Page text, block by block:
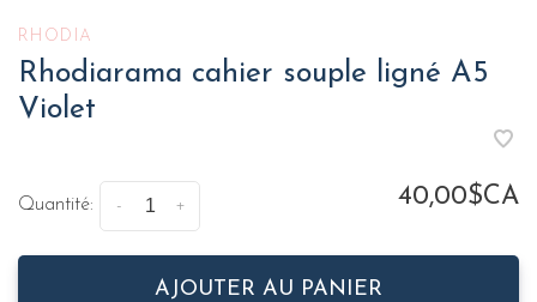
RHODIA
Rhodiarama cahier souple ligné A5
Violet
Quantité: +
- 40,00$CA
AJOUTER AU PANIER